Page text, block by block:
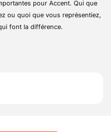
sur des
électrique, des
câblages et des
pour Accent. Qui que
ou quoi que vous représentiez,
font la différence.